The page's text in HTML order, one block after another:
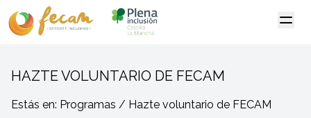
HAZTE VOLUNTARIO DE FECAM
Estás en: Programas / Hazte voluntario de FECAM